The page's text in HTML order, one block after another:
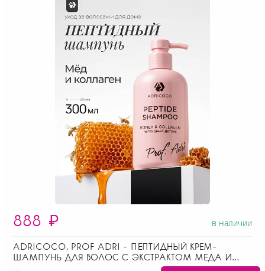
888 ₽ в наличии
ADRICOCO, PROF ADRI - ПЕПТИДНЫЙ КРЕМ-
ШАМПУНЬ ДЛЯ ВОЛОС С ЭКСТРАКТОМ МЕДА И